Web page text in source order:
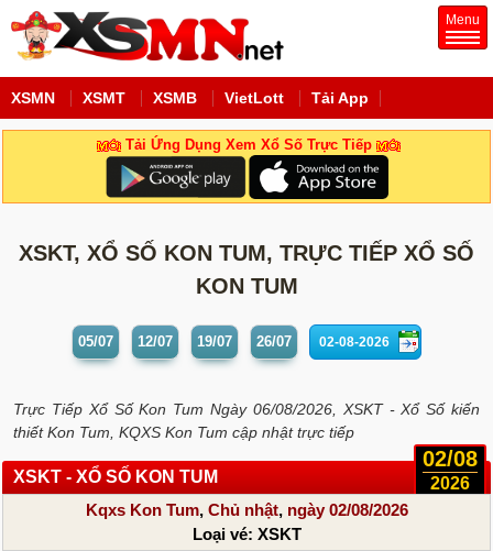
Menu
XSMN XSMT XSMB VietLott Tải App
Tải Ứng Dụng Xem Xổ Số Trực Tiếp
XSKT, XỔ SỐ KON TUM, TRỰC TIẾP XỔ SỐ
KON TUM
05/07 12/07 19/07 26/07
Trực Tiếp Xổ Số Kon Tum Ngày 06/08/2026, XSKT - Xổ Số kiến
thiết Kon Tum, KQXS Kon Tum cập nhật trực tiếp
XSKT - XỔ SỐ KON TUM
02/08
2026
Kqxs Kon Tum, Chủ nhật, ngày 02/08/2026
Loại vé: XSKT